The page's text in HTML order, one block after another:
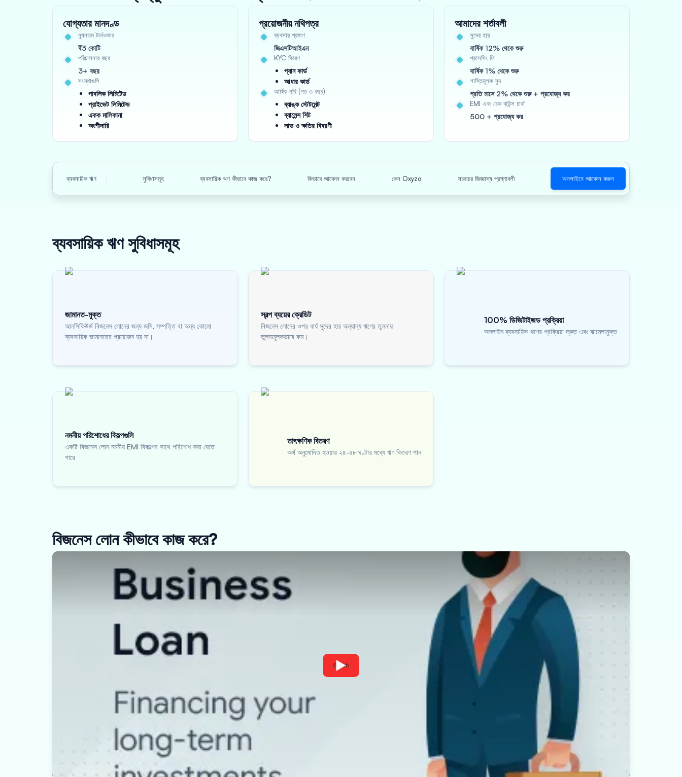
যোগ্যতার মানদণ্ড
ন্যূনতম টার্নওভার
₹3 কোটি
পরিচালনার বছর
3+ বছর
সংস্থাগুলি
পাবলিক লিমিটেড
প্রাইভেট লিমিটেড
একক মালিকানা
অংশীদারি
প্রয়োজনীয় নথিপত্র
ব্যবসার প্রমাণ
জিএসটিআইএন
KYC বিবরণ
প্যান কার্ড
আধার কার্ড
আর্থিক নথি (গত ৩ বছর)
ব্যাঙ্ক স্টেটমেন্ট
ব্যালেন্স শিট
লাভ ও ক্ষতির বিবরণী
আমাদের শর্তাবলী
সুদের হার
বার্ষিক 12% থেকে শুরু
প্রসেসিং ফি
বার্ষিক 1% থেকে শুরু
শাস্তিমূলক সুদ
প্রতি মাসে 2% থেকে শুরু + প্রযোজ্য কর
EMI এবং চেক বাউন্স চার্জ
500 + প্রযোজ্য কর
ব্যবসায়িক ঋণ সুবিধাসমূহ ব্যবসায়িক ঋণ কীভাবে কাজ করে? কিভাবে আবেদন করবেন কেন Oxyzo সচরাচর জিজ্ঞাস্য প্রশ্নাবলী অনলাইনে আবেদন করুন
ব্যবসায়িক ঋণসুবিধাসমূহ
জামানত-মুক্ত
আনসিকিউর্ড বিজনেস লোনের জন্য জমি, সম্পত্তি বা অন্য কোনো
ব্যবসায়িক জামানতের প্রয়োজন হয় না।
স্বল্প ব্যয়ের ক্রেডিট
বিজনেস লোনের ওপর ধার্য সুদের হার অন্যান্য ঋণের তুলনায়
তুলনামূলকভাবে কম।
100% ডিজিটাইজড প্রক্রিয়া
অনলাইন ব্যবসায়িক ঋণের প্রক্রিয়া দ্রুত এবং ঝামেলামুক্ত
নমনীয় পরিশোধের বিকল্পগুলি
একটি বিজনেস লোন নমনীয় EMI বিকল্পের সাথে পরিশোধ করা যেতে
পারে
তাৎক্ষণিক বিতরণ
অর্থ অনুমোদিত হওয়ার ২৪-৪৮ ঘণ্টার মধ্যে ঋণ বিতরণ পান
বিজনেস লোন কীভাবে কাজ করে?
Watch